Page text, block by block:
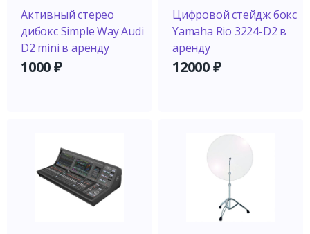
Активный стерео
дибокс Simple Way Audi
D2 mini в аренду
1000₽
Цифровой стейдж бокс
Yamaha Rio 3224-D2 в
аренду
12000₽